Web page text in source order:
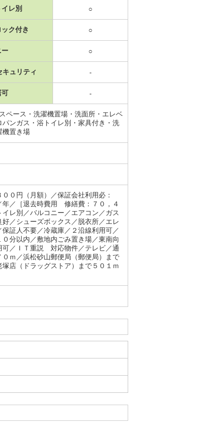
レ別 ○
ク付き ○
ー ○
キュリティ -
可 -
ペース・洗濯機置場・洗面所・エレベ
ンガス・浴トイレ別・家具付き・洗
機置き場
０円（月額）／保証会社利用必：
／［退去時費用 修繕費：７０，４
レ別／バルコニー／エアコン／ガス
／シューズボックス／脱衣所／エレ
証人不要／冷蔵庫／２沿線利用可／
分以内／敷地内ごみ置き場／東南向
可／ＩＴ重説 対応物件／テレビ／通
ｍ／浜松砂山郵便局（郵便局）まで
店（ドラッグストア）まで５０１ｍ